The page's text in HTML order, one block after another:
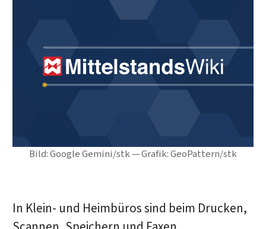
Bild: Google Gemini/stk — Grafik: GeoPattern/stk
In Klein- und Heimbüros sind beim Drucken,